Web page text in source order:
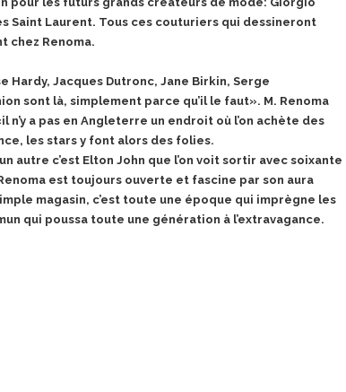
Saint Laurent. Tous ces couturiers qui dessineront
chez Renoma.
Hardy, Jacques Dutronc, Jane Birkin, Serge
sont là, simplement parce qu’il le faut». M. Renoma
a pas en Angleterre un endroit où l’on achète des
les stars y font alors des folies.
autre c’est Elton John que l’on voit sortir avec soixante
est toujours ouverte et fascine par son aura
magasin, c’est toute une époque qui imprègne les
qui poussa toute une génération à l’extravagance.